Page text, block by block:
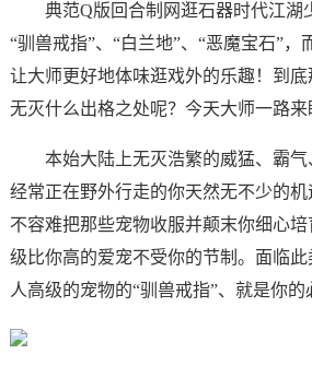
典范Q版回合制网逛石器时代江湖
“驯兽戒指”、“白兰地”、“恶魔宝石”
让大师更好地体味逛戏外的乐趣！到
无灭什么出格之处呢？今天大师一路来
本始大陆上无灭浩繁的威猛、霸气
经常正在野外行走的你天然无不少的
不容难把那些宠物收服并颠末你细心
级比你高的爱宠不受你的节制。面临
人高级的宠物的“驯兽戒指”、就是你的